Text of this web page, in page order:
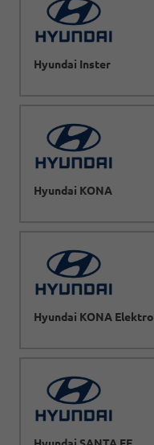
Hyundai Inster
Hyundai KONA
Hyundai KONA Elektro